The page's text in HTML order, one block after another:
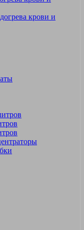
крови и